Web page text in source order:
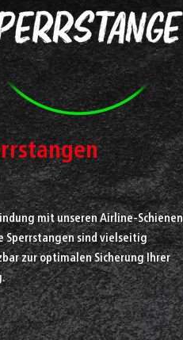
mit unseren Airline-
Sperrstangen sind vielseitig
zur optimalen Sicherung Ihrer